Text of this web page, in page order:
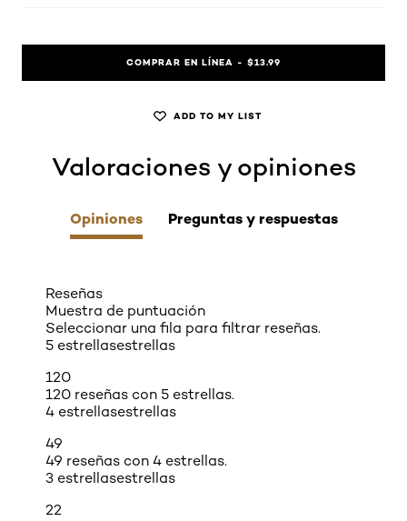
COMPRAR EN LÍNEA - $13.99
ADD TO MY LIST
skip tab component
Valoraciones y opiniones
Opiniones Preguntas y respuestas
Reseñas
Muestra de puntuación
Seleccionar una fila para filtrar reseñas.
5 estrellasestrellas
120
120 reseñas con 5 estrellas.
4 estrellasestrellas
49
49 reseñas con 4 estrellas.
3 estrellasestrellas
22